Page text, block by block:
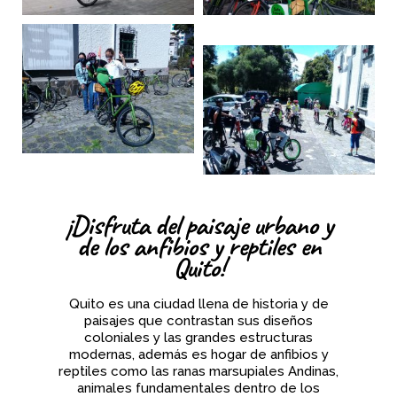
¡Disfruta del paisaje urbano y
de los anfibios y reptiles en
Quito!
Quito es una ciudad llena de historia y de
paisajes que contrastan sus diseños
coloniales y las grandes estructuras
modernas, además es hogar de anfibios y
reptiles como las ranas marsupiales Andinas,
animales fundamentales dentro de los